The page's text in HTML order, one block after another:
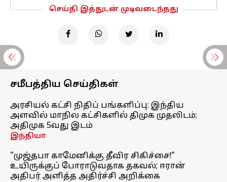
செய்தி இத்துடன் முடிவடைந்தது
சமீபத்திய செய்திகள்
அரசியல் கட்சி நிதிப் பங்களிப்பு: இந்திய
அளவில் மாநில கட்சிகளில் திமுக முதலிடம்;
அதிமுக 5வது இடம்
இந்தியா
"முஜ்தபா காமேனிக்கு தீவிர சிகிச்சை!"
உயிருக்குப் போராடுவதாக தகவல்; ஈரான்
அதிபர் அளித்த அதிர்ச்சி அறிக்கை